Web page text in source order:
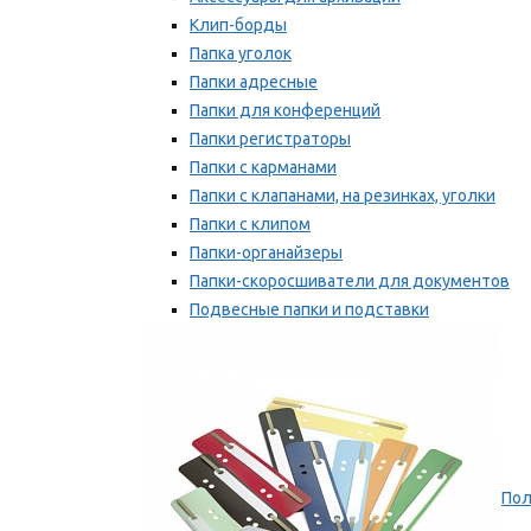
Клип-борды
Папка уголок
Папки адресные
Папки для конференций
Папки регистраторы
Папки с карманами
Папки с клапанами, на резинках, уголки
Папки с клипом
Папки-органайзеры
Папки-скоросшиватели для документов
Подвесные папки и подставки